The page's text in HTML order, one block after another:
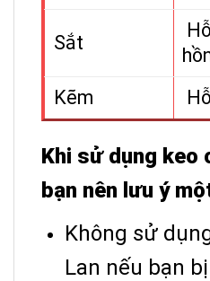
Sắt
Kẽm
Khi sử dụng keo
bạn nên lưu ý
Không sử
Lan nếu bạn